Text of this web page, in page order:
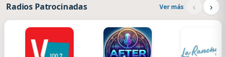
Radios Patrocinadas Ver más ‹ ›